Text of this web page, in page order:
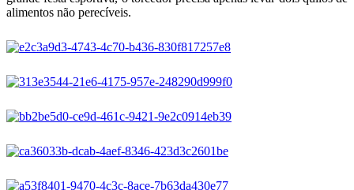
alimentos não perecíveis.